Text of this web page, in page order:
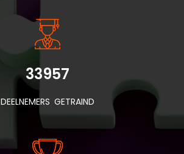
33957
DEELNEMERS GETRAIND